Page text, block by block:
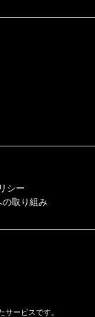
シー
取り組み
ービスです。